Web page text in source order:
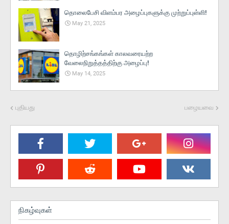
தொலைபேசி விளம்பர அழைப்புகளுக்கு முற்றுப்புள்ளி!
May 21, 2025
தொழிற்சங்கங்கள் காலவரையற்ற
வேலைநிறுத்தத்திற்கு அழைப்பு!
May 14, 2025
புதியது பழையவை
நிகழ்வுகள்